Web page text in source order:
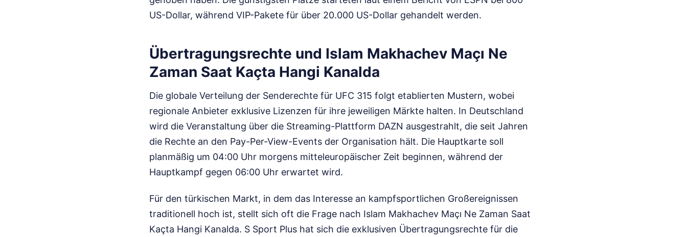
US-Dollar, während VIP-Pakete für über 20.000 US-Dollar gehandelt werden.
Übertragungsrechte und Islam Makhachev Maçı Ne
Zaman Saat Kaçta Hangi Kanalda
Die globale Verteilung der Senderechte für UFC 315 folgt etablierten Mustern, wobei
regionale Anbieter exklusive Lizenzen für ihre jeweiligen Märkte halten. In Deutschland
wird die Veranstaltung über die Streaming-Plattform DAZN ausgestrahlt, die seit Jahren
die Rechte an den Pay-Per-View-Events der Organisation hält. Die Hauptkarte soll
planmäßig um 04:00 Uhr morgens mitteleuropäischer Zeit beginnen, während der
Hauptkampf gegen 06:00 Uhr erwartet wird.
Für den türkischen Markt, in dem das Interesse an kampfsportlichen Großereignissen
traditionell hoch ist, stellt sich oft die Frage nach Islam Makhachev Maçı Ne Zaman Saat
Kaçta Hangi Kanalda. S Sport Plus hat sich die exklusiven Übertragungsrechte für die